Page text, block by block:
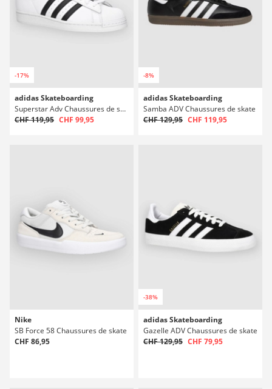
-17%
adidas Skateboarding
Superstar Adv Chaussures de skate
CHF 119,95 CHF 99,95
-8%
adidas Skateboarding
Samba ADV Chaussures de skate
CHF 129,95 CHF 119,95
Nike
SB Force 58 Chaussures de skate
CHF 86,95
-38%
adidas Skateboarding
Gazelle ADV Chaussures de skate
CHF 129,95 CHF 79,95